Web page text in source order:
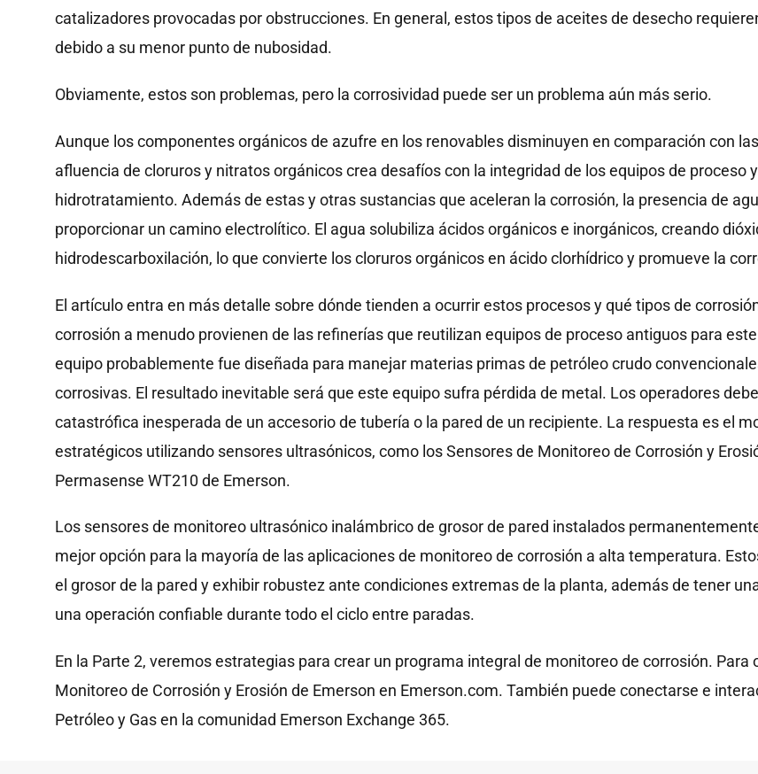
catalizadores provocadas por obstrucciones. En general, estos tipos de aceites de desecho
debido a su menor punto de nubosidad.
Obviamente, estos son problemas, pero la corrosividad puede ser un problema aún más serio.
Aunque los componentes orgánicos de azufre en los renovables disminuyen en comparación con
afluencia de cloruros y nitratos orgánicos crea desafíos con la integridad de los equipos de proceso
hidrotratamiento. Además de estas y otras sustancias que aceleran la corrosión, la presencia de
proporcionar un camino electrolítico. El agua solubiliza ácidos orgánicos e inorgánicos, creando
hidrodescarboxilación, lo que convierte los cloruros orgánicos en ácido clorhídrico y promueve la
El artículo entra en más detalle sobre dónde tienden a ocurrir estos procesos y qué tipos de
corrosión a menudo provienen de las refinerías que reutilizan equipos de proceso antiguos para
equipo probablemente fue diseñada para manejar materias primas de petróleo crudo
corrosivas. El resultado inevitable será que este equipo sufra pérdida de metal. Los operadores
catastrófica inesperada de un accesorio de tubería o la pared de un recipiente. La respuesta es el
estratégicos utilizando sensores ultrasónicos, como los Sensores de Monitoreo de Corrosión y
Permasense WT210 de Emerson.
Los sensores de monitoreo ultrasónico inalámbrico de grosor de pared instalados
mejor opción para la mayoría de las aplicaciones de monitoreo de corrosión a alta temperatura.
el grosor de la pared y exhibir robustez ante condiciones extremas de la planta, además de tener
una operación confiable durante todo el ciclo entre paradas.
En la Parte 2, veremos estrategias para crear un programa integral de monitoreo de corrosión.
Monitoreo de Corrosión y Erosión de Emerson en Emerson.com. También puede conectarse e
Petróleo y Gas en la comunidad Emerson Exchange 365.